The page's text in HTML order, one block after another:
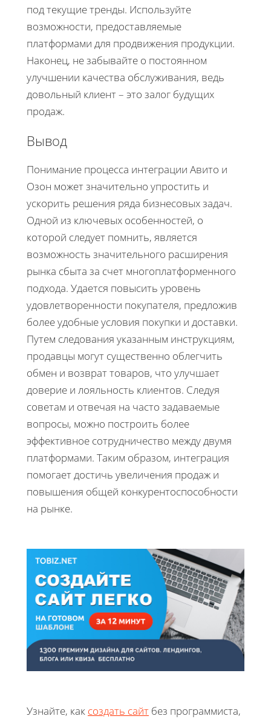
под текущие тренды. Используйте
возможности, предоставляемые
платформами для продвижения продукции.
Наконец, не забывайте о постоянном
улучшении качества обслуживания, ведь
довольный клиент – это залог будущих
продаж.
Вывод
Понимание процесса интеграции Авито и
Озон может значительно упростить и
ускорить решения ряда бизнесовых задач.
Одной из ключевых особенностей, о
которой следует помнить, является
возможность значительного расширения
рынка сбыта за счет многоплатформенного
подхода. Удается повысить уровень
удовлетворенности покупателя, предложив
более удобные условия покупки и доставки.
Путем следования указанным инструкциям,
продавцы могут существенно облегчить
обмен и возврат товаров, что улучшает
доверие и лояльность клиентов. Следуя
советам и отвечая на часто задаваемые
вопросы, можно построить более
эффективное сотрудничество между двумя
платформами. Таким образом, интеграция
помогает достичь увеличения продаж и
повышения общей конкурентоспособности
на рынке.
Узнайте, как создать сайт без программиста,